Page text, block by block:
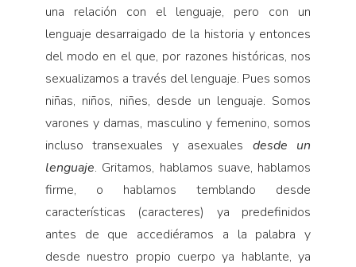
una relación con el lenguaje, pero con un
lenguaje desarraigado de la historia y entonces
del modo en el que, por razones históricas, nos
sexualizamos a través del lenguaje. Pues somos
niñas, niños, niñes, desde un lenguaje. Somos
varones y damas, masculino y femenino, somos
incluso transexuales y asexuales desde un
lenguaje. Gritamos, hablamos suave, hablamos
firme, o hablamos temblando desde
características (caracteres) ya predefinidos
antes de que accediéramos a la palabra y
desde nuestro propio cuerpo ya hablante, ya